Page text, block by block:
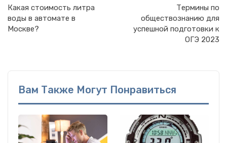
Какая стоимость литра
воды в автомате в
Москве?
Термины по
обществознанию для
успешной подготовки к
ОГЭ 2023
Вам Также Могут Понравиться